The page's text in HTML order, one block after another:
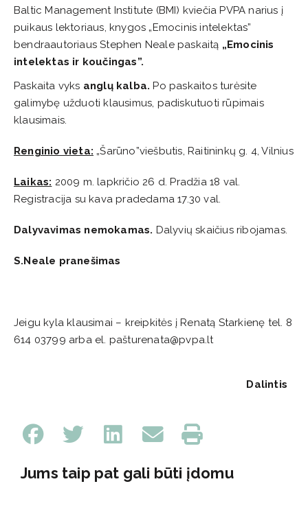
Baltic Management Institute (BMI) kviečia PVPA narius į
puikaus lektoriaus, knygos „Emocinis intelektas”
bendraautoriaus Stephen Neale paskaitą „Emocinis
intelektas ir koučingas”.
Paskaita vyks anglų kalba.Po paskaitos turėsite
galimybę užduoti klausimus, padiskutuoti rūpimais
klausimais.
Renginio vieta: „Šarūno”viešbutis, Raitininkų g. 4, Vilnius
Laikas: 2009 m. lapkričio 26 d. Pradžia 18 val.
Registracija su kava pradedama 17.30 val.
Dalyvavimas nemokamas. Dalyvių skaičius ribojamas.
S.Neale pranešimas
Jeigu kyla klausimai – kreipkitės į Renatą Starkienę tel. 8
614 03799 arba el. pašturenata@pvpa.lt
Dalintis
Jums taip pat gali būti įdomu